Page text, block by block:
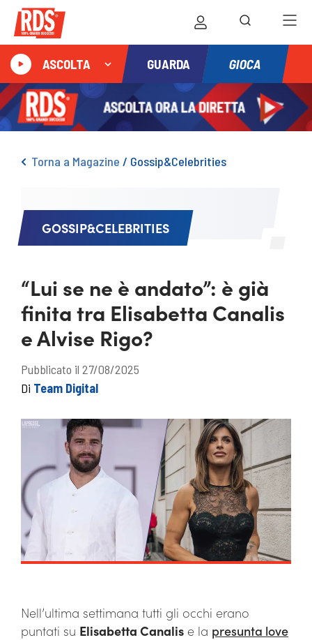
ASCOLTA GUARDA GIOCA
Torna a Magazine / Gossip&Celebrities
GOSSIP&CELEBRITIES
“Lui se ne è andato”: è già
finita tra Elisabetta Canalis
e Alvise Rigo?
Pubblicato il 27/08/2025
Di Team Digital
Nell’ultima settimana tutti gli occhi erano
puntati su Elisabetta Canalis e la presunta love